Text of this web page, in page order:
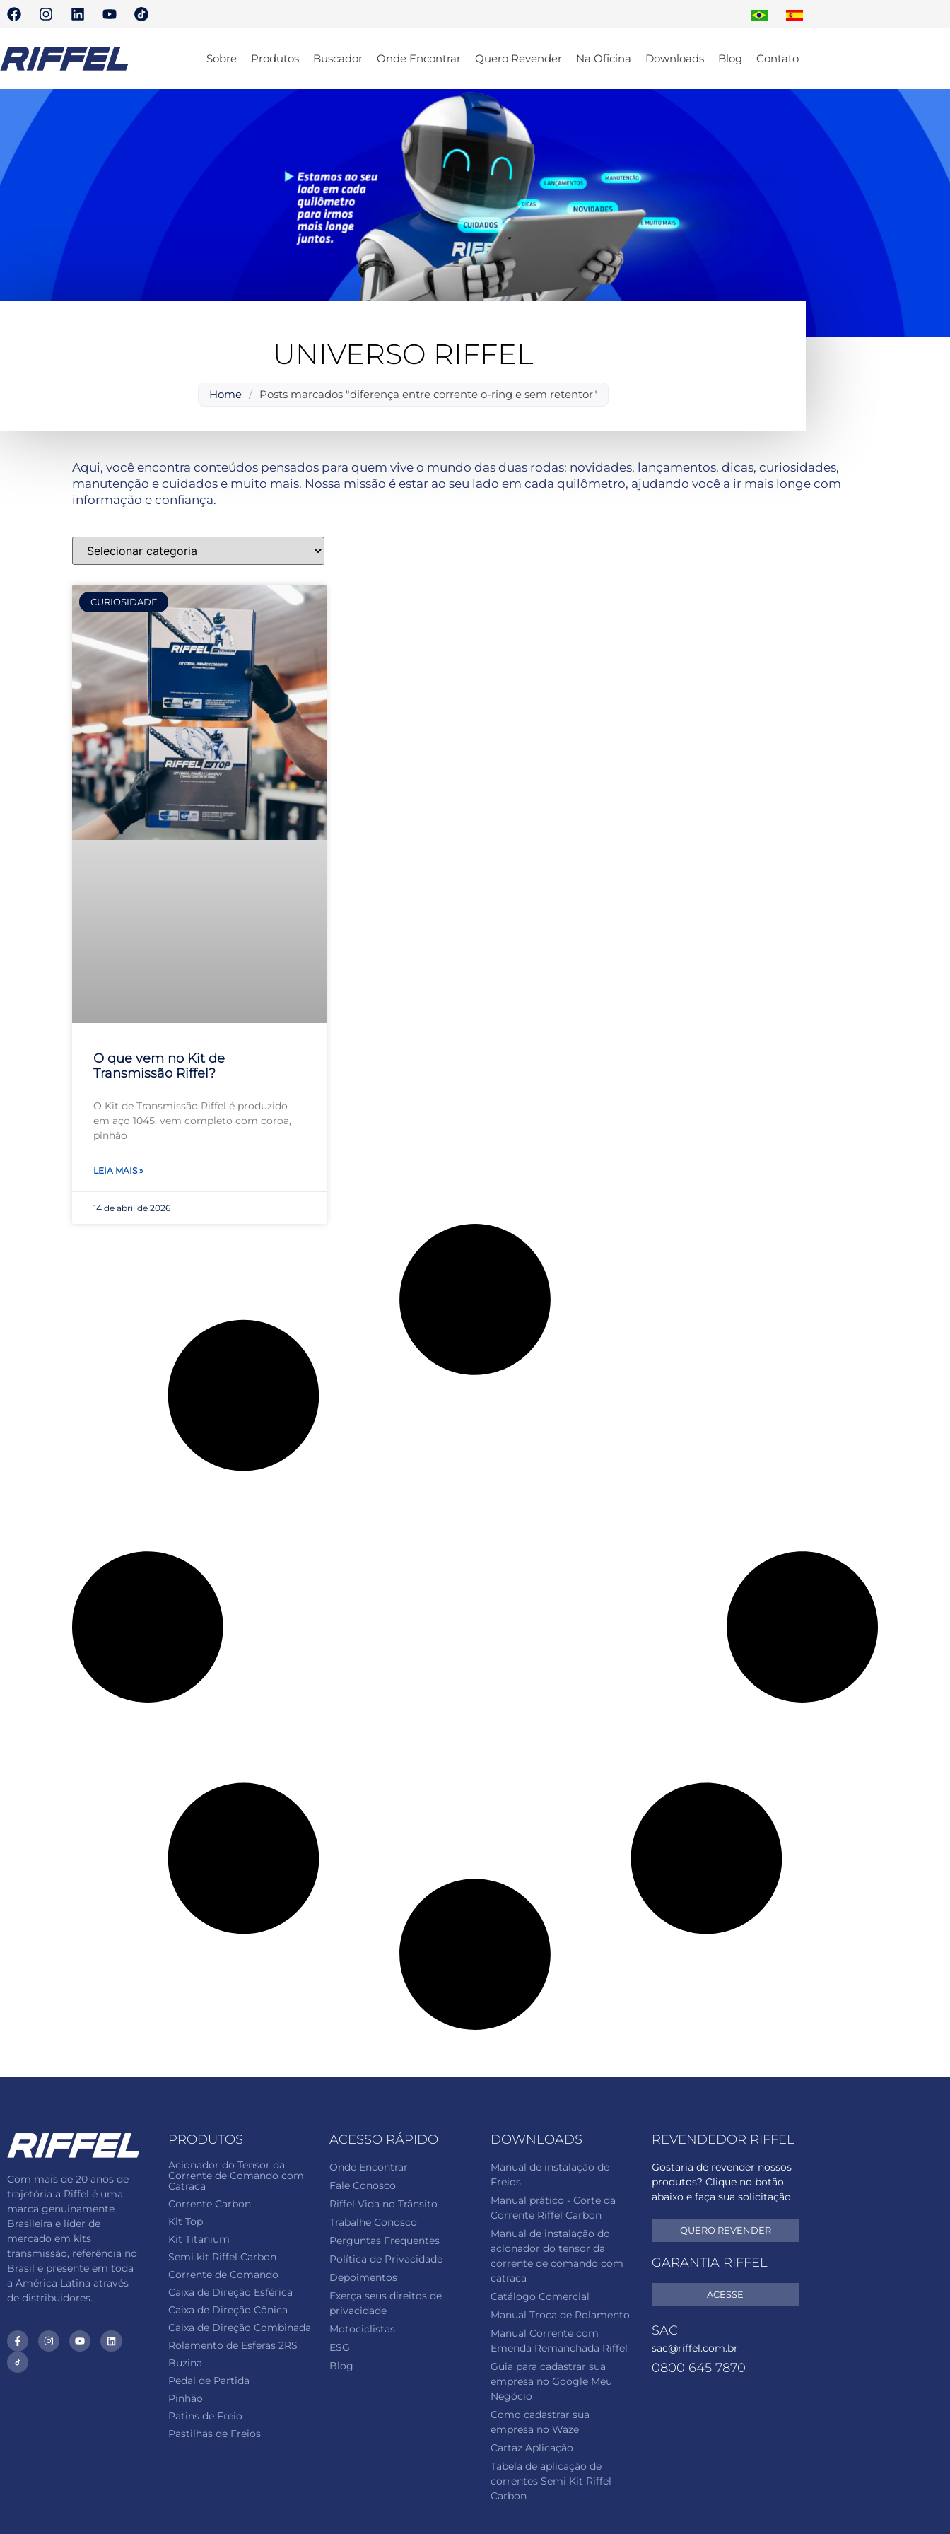
Sobre Produtos Buscador Onde Encontrar Quero Revender Na Oficina Downloads Blog Contato
UNIVERSO RIFFEL
Home / Posts marcados "diferença entre corrente o-ring e sem retentor"
Aqui, você encontra conteúdos pensados para quem vive o mundo das duas rodas: novidades, lançamentos, dicas, curiosidades,
manutenção e cuidados e muito mais. Nossa missão é estar ao seu lado em cada quilômetro, ajudando você a ir mais longe com
informação e confiança.
CURIOSIDADE
O que vem no Kit de
Transmissão Riffel?
O Kit de Transmissão Riffel é produzido
em aço 1045, vem completo com coroa,
pinhão
LEIA MAIS »
14 de abril de 2026
Com mais de 20 anos de
trajetória a Riffel é uma
marca genuinamente
Brasileira e líder de
mercado em kits
transmissão, referência no
Brasil e presente em toda
a América Latina através
de distribuidores.
PRODUTOS
Acionador do Tensor da
Corrente de Comando com
Catraca
Corrente Carbon
Kit Top
Kit Titanium
Semi kit Riffel Carbon
Corrente de Comando
Caixa de Direção Esférica
Caixa de Direção Cônica
Caixa de Direção Combinada
Rolamento de Esferas 2RS
Buzina
Pedal de Partida
Pinhão
Patins de Freio
Pastilhas de Freios
ACESSO RÁPIDO
Onde Encontrar
Fale Conosco
Riffel Vida no Trânsito
Trabalhe Conosco
Perguntas Frequentes
Política de Privacidade
Depoimentos
Exerça seus direitos de
privacidade
Motociclistas
ESG
Blog
DOWNLOADS
Manual de instalação de
Freios
Manual prático - Corte da
Corrente Riffel Carbon
Manual de instalação do
acionador do tensor da
corrente de comando com
catraca
Catálogo Comercial
Manual Troca de Rolamento
Manual Corrente com
Emenda Remanchada Riffel
Guia para cadastrar sua
empresa no Google Meu
Negócio
Como cadastrar sua
empresa no Waze
Cartaz Aplicação
Tabela de aplicação de
correntes Semi Kit Riffel
Carbon
REVENDEDOR RIFFEL
Gostaria de revender nossos
produtos? Clique no botão
abaixo e faça sua solicitação.
QUERO REVENDER
GARANTIA RIFFEL
ACESSE
SAC
sac@riffel.com.br
0800 645 7870